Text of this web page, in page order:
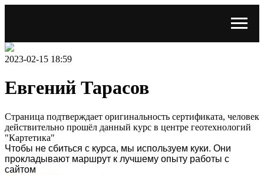
2023-02-15 18:59
Евгений Тарасов
Страница подтверждает оригинальность сертификата, человек
действительно прошёл данный курс в центре геотехнологий
"Картетика"
Чтобы не сбиться с курса, мы используем куки. Они
прокладывают маршрут к лучшему опыту работы с
сайтом